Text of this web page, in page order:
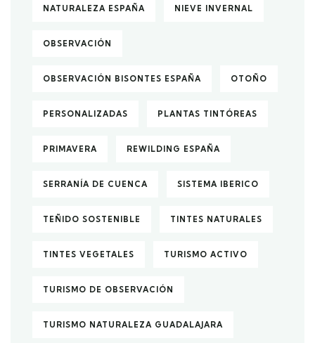
NATURALEZA ESPAÑA NIEVE INVERNAL
OBSERVACIÓN
OBSERVACIÓN BISONTES ESPAÑA OTOÑO
PERSONALIZADAS PLANTAS TINTÓREAS
PRIMAVERA REWILDING ESPAÑA
SERRANÍA DE CUENCA SISTEMA IBERICO
TEÑIDO SOSTENIBLE TINTES NATURALES
TINTES VEGETALES TURISMO ACTIVO
TURISMO DE OBSERVACIÓN
TURISMO NATURALEZA GUADALAJARA